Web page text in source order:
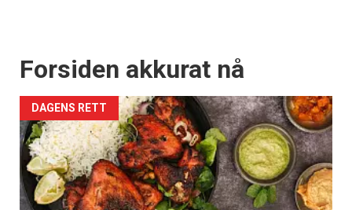
Forsiden akkurat nå
DAGENS RETT